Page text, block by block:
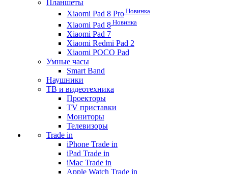
Планшеты
Xiaomi Pad 8 Pro Новинка
Xiaomi Pad 8 Новинка
Xiaomi Pad 7
Xiaomi Redmi Pad 2
Xiaomi POCO Pad
Умные часы
Smart Band
Наушники
ТВ и видеотехника
Проекторы
TV приставки
Мониторы
Телевизоры
Trade in
iPhone Trade in
iPad Trade in
iMac Trade in
Apple Watch Trade in